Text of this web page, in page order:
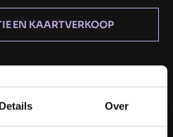
Details Over
EN KAARTVERKOOP